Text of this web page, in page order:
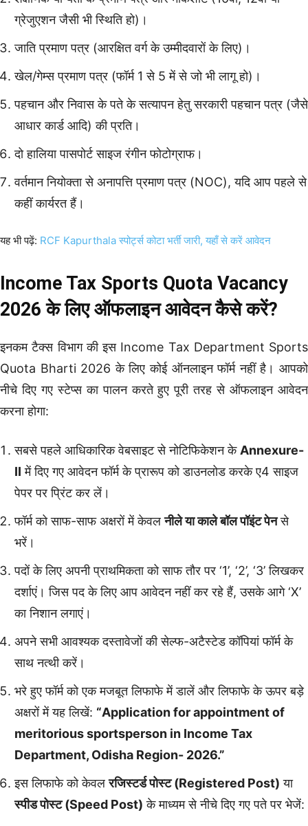
ग्रेजुएशन जैसी भी स्थिति हो)।
जाति प्रमाण पत्र (आरक्षित वर्ग के उम्मीदवारों के लिए)।
खेल/गेम्स प्रमाण पत्र (फॉर्म 1 से 5 में से जो भी लागू हो)।
पहचान और निवास के पते के सत्यापन हेतु सरकारी पहचान पत्र (जैसे
आधार कार्ड आदि) की प्रति।
दो हालिया पासपोर्ट साइज रंगीन फोटोग्राफ।
वर्तमान नियोक्ता से अनापत्ति प्रमाण पत्र (NOC), यदि आप पहले से
कहीं कार्यरत हैं।
यह भी पढ़ें: RCF Kapurthala स्पोर्ट्स कोटा भर्ती जारी, यहाँ से करें आवेदन
Income Tax Sports Quota Vacancy
2026 के लिए ऑफलाइन आवेदन कैसे करें?
इनकम टैक्स विभाग की इस Income Tax Department Sports
Quota Bharti 2026 के लिए कोई ऑनलाइन फॉर्म नहीं है। आपको
नीचे दिए गए स्टेप्स का पालन करते हुए पूरी तरह से ऑफलाइन आवेदन
करना होगा:
सबसे पहले आधिकारिक वेबसाइट से नोटिफिकेशन के Annexure-
II में दिए गए आवेदन फॉर्म के प्रारूप को डाउनलोड करके ए4 साइज
पेपर पर प्रिंट कर लें।
फॉर्म को साफ-साफ अक्षरों में केवलनीले या काले बॉल पॉइंट पेनसे
भरें।
पदों के लिए अपनी प्राथमिकता को साफ तौर पर ‘1’, ‘2’, ‘3’ लिखकर
दर्शाएं। जिस पद के लिए आप आवेदन नहीं कर रहे हैं, उसके आगे ‘X’
का निशान लगाएं।
अपने सभी आवश्यक दस्तावेजों की सेल्फ-अटैस्टेड कॉपियां फॉर्म के
साथ नत्थी करें।
भरे हुए फॉर्म को एक मजबूत लिफाफे में डालें और लिफाफे के ऊपर बड़े
अक्षरों में यह लिखें: “Application for appointment of
meritorious sportsperson in Income Tax
Department, Odisha Region- 2026.”
इस लिफाफे को केवलरजिस्टर्ड पोस्ट (Registered Post) या
स्पीड पोस्ट (Speed Post) के माध्यम से नीचे दिए गए पते पर भेजें: